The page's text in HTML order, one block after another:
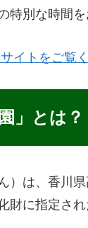
特別な時間
イトをご覧
」とは？
）は、香川
財に指定さ